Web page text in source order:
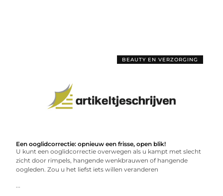
BEAUTY EN VERZORGING
Een ooglidcorrectie: opnieuw een frisse, open blik!
U kunt een ooglidcorrectie overwegen als u kampt met slecht
zicht door rimpels, hangende wenkbrauwen of hangende
oogleden. Zou u het liefst iets willen veranderen
...